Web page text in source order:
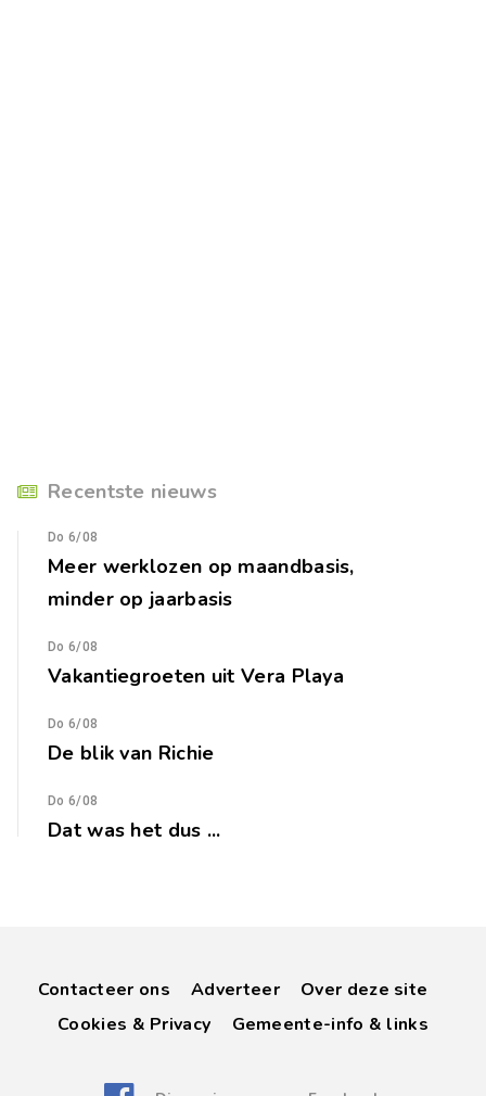
Recentste nieuws
Do 6/08
Meer werklozen op maandbasis,
minder op jaarbasis
Do 6/08
Vakantiegroeten uit Vera Playa
Do 6/08
De blik van Richie
Do 6/08
Dat was het dus ...
Contacteer ons Adverteer
Over deze site
Cookies & Privacy
Gemeente-info & links